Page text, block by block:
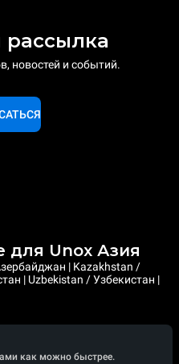
рассылка
новостей и событий.
для Unox Азия
| Kazakhstan /
| Uzbekistan / Узбекистан |
как можно быстрее.